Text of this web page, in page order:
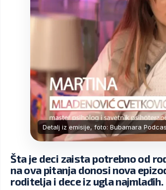
Detalj iz emisije, foto: Bubamara
Šta je deci zaista potrebno od
na ova pitanja donosi nova
roditelja i dece iz ugla najmlađih.